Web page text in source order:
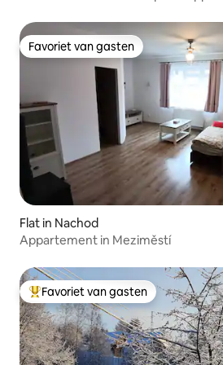
Favoriet van gasten
Favoriet van gasten
Flat in Nachod
Appartement in Meziměstí
Topfavoriet van gasten
Favoriet van gasten